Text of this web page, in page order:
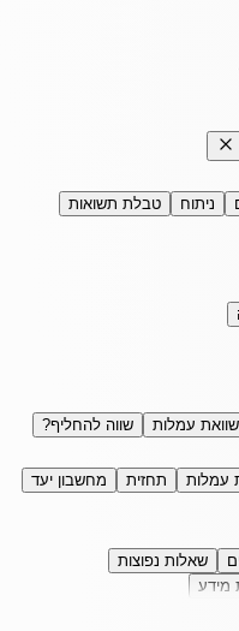
ניתוח
טבלת תשואות
עמלות
שווה להחליף?
עמלות תחזית
מחשבון יעד
שאלות נפוצות
מידע